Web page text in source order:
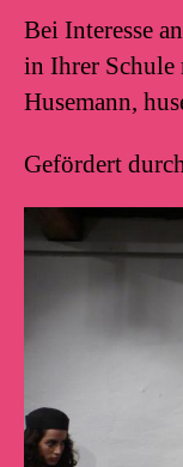
Bei Interesse
in Ihrer Schule
Husemann,
Gefördert